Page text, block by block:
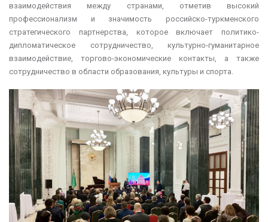
взаимодействия между странами, отметив высокий
профессионализм и значимость российско-туркменского
стратегического партнерства, которое включает политико-
дипломатическое сотрудничество, культурно-гуманитарное
взаимодействие, торгово-экономические контакты, а также
сотрудничество в области образования, культуры и спорта.